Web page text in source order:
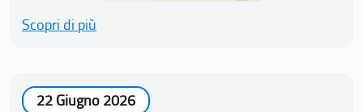
Scopri di più
22 Giugno 2026